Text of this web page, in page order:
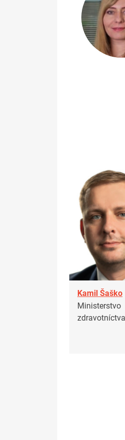
Kamil Šaško
Ministerstvo